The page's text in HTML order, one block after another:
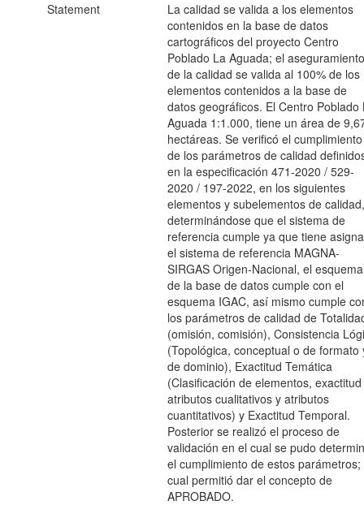
Statement
La calidad se valida a los elementos
contenidos en la base de datos
cartográficos del proyecto Centro
Poblado La Aguada; el aseguramiento
de la calidad se valida al 100% de los
elementos contenidos a la base de
datos geográficos. El Centro Poblado
Aguada 1:1.000, tiene un área de
hectáreas. Se verificó el cumplimiento
de los parámetros de calidad
en la especificación 471-2020 / 529-
2020 / 197-2022, en los siguientes
elementos y subelementos de calidad,
determinándose que el sistema de
referencia cumple ya que tiene
el sistema de referencia MAGNA-
SIRGAS Origen-Nacional, el esquema
de la base de datos cumple con el
esquema IGAC, así mismo cumple
los parámetros de calidad de
(omisión, comisión), Consistencia
(Topológica, conceptual o de formato
de dominio), Exactitud Temática
(Clasificación de elementos, exactitud
atributos cualitativos y atributos
cuantitativos) y Exactitud Temporal.
Posterior se realizó el proceso de
validación en el cual se pudo
el cumplimiento de estos parámetros;
cual permitió dar el concepto de
APROBADO.